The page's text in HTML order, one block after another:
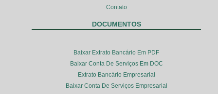
Contato
DOCUMENTOS
Baixar Extrato Bancário Em PDF
Baixar Conta De Serviços Em DOC
Extrato Bancário Empresarial
Baixar Conta De Serviços Empresarial